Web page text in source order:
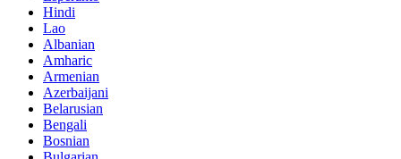
Hindi
Lao
Albanian
Amharic
Armenian
Azerbaijani
Belarusian
Bengali
Bosnian